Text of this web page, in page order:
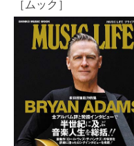
［ムック］